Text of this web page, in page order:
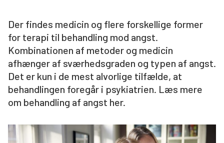
Støt os
Søg
Der findes medicin og flere forskellige former
for terapi til behandling mod angst.
Kombinationen af metoder og medicin
afhænger af sværhedsgraden og typen af angst.
Det er kun i de mest alvorlige tilfælde, at
behandlingen foregår i psykiatrien. Læs mere
om behandling af angst her.